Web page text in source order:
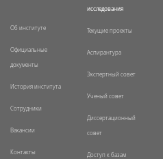
Об институте
Официальные
документы
История института
Сотрудники
Вакансии
Контакты
исследования
Текущие проекты
Аспирантура
Экспертный совет
Ученый совет
Диссертационный
совет
Доступ к базам